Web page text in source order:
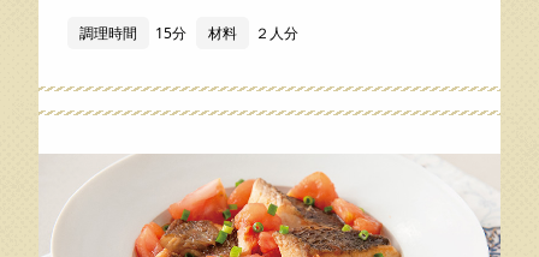
調理時間 15分 材料 ２人分